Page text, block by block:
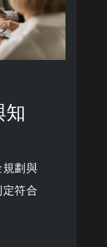
知
劃與
符合